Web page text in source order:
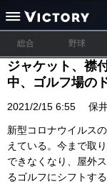
総合 野球
ジャケット、襟
中、ゴルフ場の
2021/2/15 6:55 保
新型コロナウイルス
えている。今まで取
できなくなり、屋外
るゴルフにシフトす